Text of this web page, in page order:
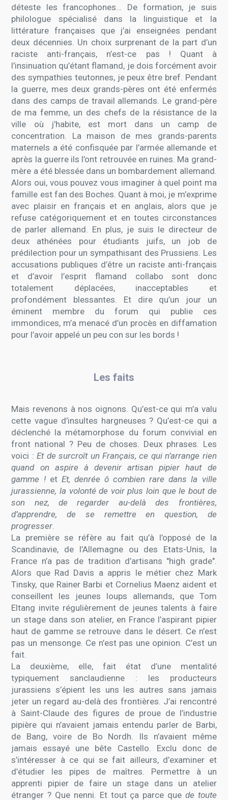
déteste les francophones… De formation, je suis
philologue spécialisé dans la linguistique et la
littérature françaises que j’ai enseignées pendant
deux décennies. Un choix surprenant de la part d’un
raciste anti-français, n’est-ce pas ! Quant à
l’insinuation qu’étant flamand, je dois forcément avoir
des sympathies teutonnes, je peux être bref. Pendant
la guerre, mes deux grands-pères ont été enfermés
dans des camps de travail allemands. Le grand-père
de ma femme, un des chefs de la résistance de la
ville où j’habite, est mort dans un camp de
concentration. La maison de mes grands-parents
maternels a été confisquée par l’armée allemande et
après la guerre ils l’ont retrouvée en ruines. Ma grand-
mère a été blessée dans un bombardement allemand.
Alors oui, vous pouvez vous imaginer à quel point ma
famille est fan des Boches. Quant à moi, je m’exprime
avec plaisir en français et en anglais, alors que je
refuse catégoriquement et en toutes circonstances
de parler allemand. En plus, je suis le directeur de
deux athénées pour étudiants juifs, un job de
prédilection pour un sympathisant des Prussiens. Les
accusations publiques d’être un raciste anti-français
et d’avoir l’esprit flamand collabo sont donc
totalement déplacées, inacceptables et
profondément blessantes. Et dire qu’un jour un
éminent membre du forum qui publie ces
immondices, m’a menacé d’un procès en diffamation
pour l’avoir appelé un peu con sur les bords !
Les faits
Mais revenons à nos oignons. Qu’est-ce qui m’a valu
cette vague d’insultes hargneuses ? Qu’est-ce qui a
déclenché la métamorphose du forum convivial en
front national ? Peu de choses. Deux phrases. Les
voici :Et de surcroît un Français, ce qui n’arrange rien
quand on aspire à devenir artisan pipier haut de
gamme !et Et, denrée ô combien rare dans la ville
jurassienne, la volonté de voir plus loin que le bout de
son nez, de regarder au-delà des frontières,
d’apprendre, de se remettre en question, de
progresser.
La première se réfère au fait qu’à l’opposé de la
Scandinavie, de l’Allemagne ou des Etats-Unis, la
France n’a pas de tradition d’artisans "high grade".
Alors que Rad Davis a appris le métier chez Mark
Tinsky, que Rainer Barbi et Cornelius Maenz aident et
conseillent les jeunes loups allemands, que Tom
Eltang invite régulièrement de jeunes talents à faire
un stage dans son atelier, en France l’aspirant pipier
haut de gamme se retrouve dans le désert. Ce n’est
pas un mensonge. Ce n’est pas une opinion. C’est un
fait.
La deuxième, elle, fait état d’une mentalité
typiquement sanclaudienne : les producteurs
jurassiens s’épient les uns les autres sans jamais
jeter un regard au-delà des frontières. J’ai rencontré
à Saint-Claude des figures de proue de l’industrie
pipière qui n’avaient jamais entendu parler de Barbi,
de Bang, voire de Bo Nordh. Ils n’avaient même
jamais essayé une bête Castello. Exclu donc de
s’intéresser à ce qui se fait ailleurs, d’examiner et
d’étudier les pipes de maîtres. Permettre à un
apprenti pipier de faire un stage dans un atelier
étranger ? Que nenni. Et tout ça parce que de toute